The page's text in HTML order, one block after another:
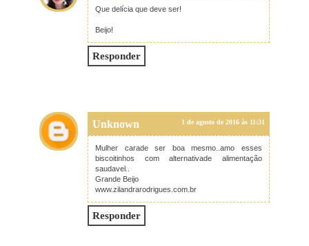
Que delícia que deve ser!
Beijo!
Responder
Unknown 1 de agosto de 2016 às 11:31
Mulher carade ser boa mesmo..amo esses
biscoitinhos com alternativade alimentação
saudavel..
Grande Beijo
www.zilandrarodrigues.com.br
Responder